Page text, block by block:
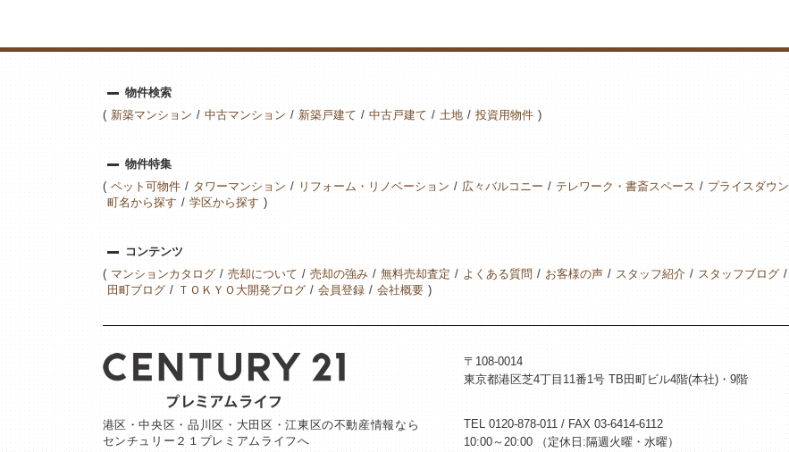
物件検索
新築マンション
中古マンション 新築戸建て 中古戸建て 土地 投資用物件
物件特集
ペット可物件
タワーマンション リフォーム・リノベーション 広々バルコニー テレワーク・書斎スペース
プライスダウン
町名から探す
学区から探す
コンテンツ
マンションカタログ
売却について 売却の強み 無料売却査定 よくある質問 お客様の声 スタッフ紹介
スタッフブログ
田町ブログ
ＴＯＫＹＯ大開発ブログ 会員登録 会社概要
港区・中央区・品川区・大田区・江東区の不動産情報なら
センチュリー２１プレミアムライフへ
〒108-0014
東京都港区芝4丁目11番1号 TB田町ビル4階(本社)・9階
TEL 0120-878-011 / FAX 03-6414-6112
10:00～20:00 （定休日:隔週火曜・水曜）